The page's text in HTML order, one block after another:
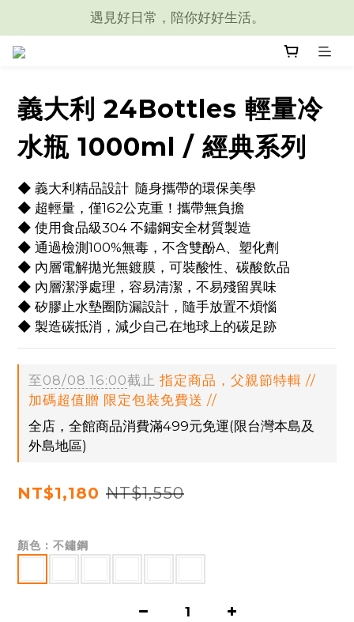
遇見好日常，陪你好好生活。
義大利 24Bottles 輕量冷
水瓶 1000ml / 經典系列
◆ 義大利精品設計  隨身攜帶的環保美學
◆ 超輕量，僅162公克重！攜帶無負擔
◆ 使用食品級304 不鏽鋼安全材質製造
◆ 通過檢測100%無毒，不含雙酚A、塑化劑
◆ 內層電解拋光無鍍膜，可裝酸性、碳酸飲品
◆ 內層潔淨處理，容易清潔，不易殘留異味
◆ 矽膠止水墊圈防漏設計，隨手放置不煩惱
◆ 製造碳抵消，減少自己在地球上的碳足跡
至08/08 16:00截止 指定商品，父親節特輯 //
加碼超值贈 限定包裝免費送 //
全店，全館商品消費滿499元免運(限台灣本島及
外島地區)
NT$1,180 NT$1,550
顏色 : 不鏽鋼